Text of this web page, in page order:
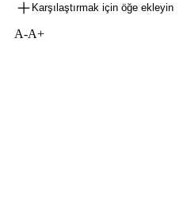
Karşılaştırmak için öğe ekleyin